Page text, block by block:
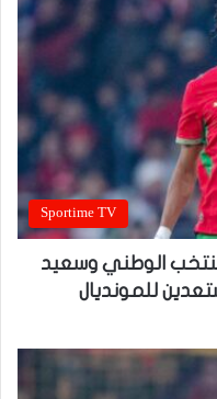
Sportime TV
الوطني وسعيد
للمونديال